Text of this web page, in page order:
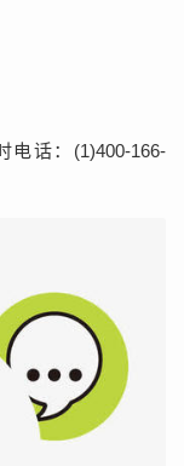
话：(1)400-166-